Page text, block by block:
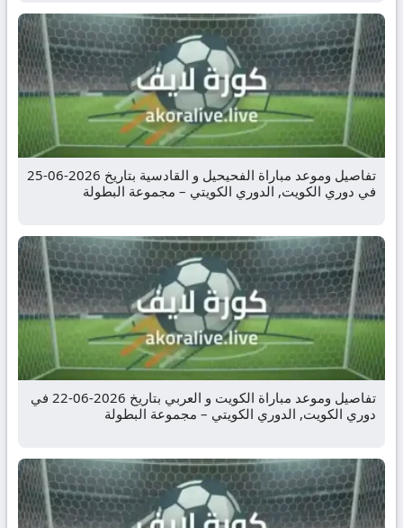
تفاصيل وموعد مباراة الفحيحيل و القادسية بتاريخ 2026-06-25
في دوري الكويت, الدوري الكويتي – مجموعة البطولة
تفاصيل وموعد مباراة الكويت و العربي بتاريخ 2026-06-22 في
دوري الكويت, الدوري الكويتي – مجموعة البطولة